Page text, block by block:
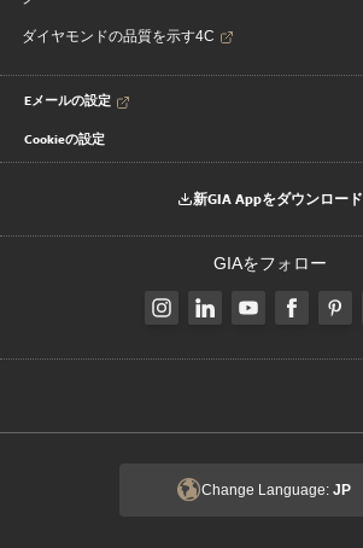
ダイヤモンドの品質を示す4C
Eメールの設定
Cookieの設定
新GIA Appをダウンロード
GIAをフォロー
Change Language: JP